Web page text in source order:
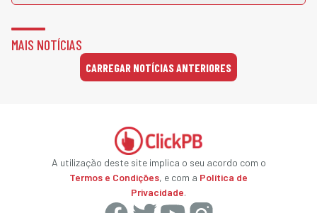
MAIS NOTÍCIAS
CARREGAR NOTÍCIAS ANTERIORES
A utilização deste site implica o seu acordo com o
Termos e Condições, e com a Política de
Privacidade.